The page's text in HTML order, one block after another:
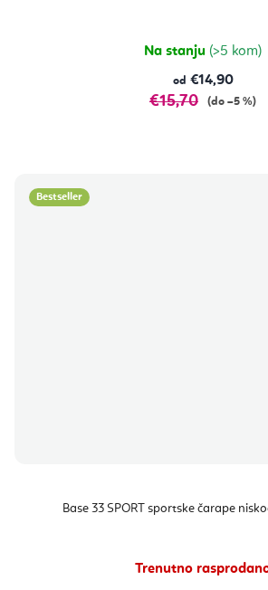
Na stanju (>5 kom)
od €14,90
€15,70 (do –5 %)
Bestseller
Base 33 SPORT sportske čarape
Trenutno